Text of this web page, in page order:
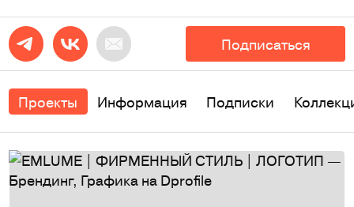
Подписаться
Проекты Информация Подписки